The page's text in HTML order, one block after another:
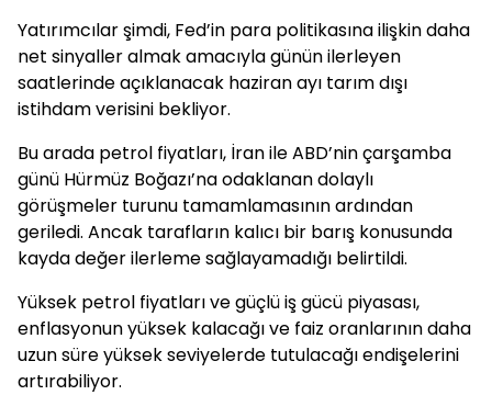
Yatırımcılar şimdi, Fed’in para politikasına ilişkin daha
net sinyaller almak amacıyla günün ilerleyen
saatlerinde açıklanacak haziran ayı tarım dışı
istihdam verisini bekliyor.
Bu arada petrol fiyatları, İran ile ABD’nin çarşamba
günü Hürmüz Boğazı’na odaklanan dolaylı
görüşmeler turunu tamamlamasının ardından
geriledi. Ancak tarafların kalıcı bir barış konusunda
kayda değer ilerleme sağlayamadığı belirtildi.
Yüksek petrol fiyatları ve güçlü iş gücü piyasası,
enflasyonun yüksek kalacağı ve faiz oranlarının daha
uzun süre yüksek seviyelerde tutulacağı endişelerini
artırabiliyor.